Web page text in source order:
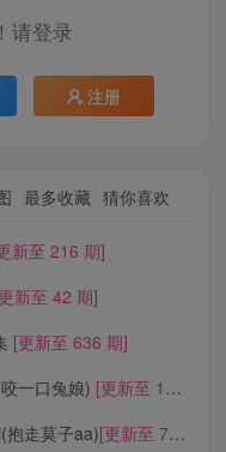
请登录
注册
最多收藏 猜你喜欢
新至 216 期]
新至 42 期]
[更新至 636 期]
一口兔娘) [更新至 136 期]
抱走莫子aa)[更新至 76 期]
请登录
注册
最多收藏 猜你喜欢
新至 216 期]
新至 42 期]
[更新至 636 期]
一口兔娘) [更新至 136 期]
抱走莫子aa)[更新至 76 期]